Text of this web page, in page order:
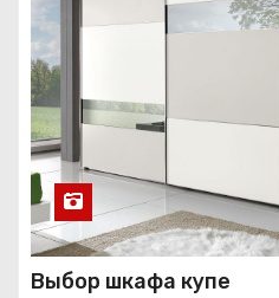
Выбор шкафа купе